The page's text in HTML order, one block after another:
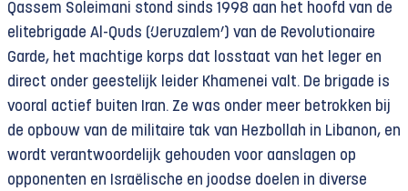
Qassem Soleimani stond sinds 1998 aan het hoofd van de
elitebrigade Al-Quds (‘Jeruzalem’) van de Revolutionaire
Garde, het machtige korps dat losstaat van het leger en
direct onder geestelijk leider Khamenei valt. De brigade is
vooral actief buiten Iran. Ze was onder meer betrokken bij
de opbouw van de militaire tak van Hezbollah in Libanon, en
wordt verantwoordelijk gehouden voor aanslagen op
opponenten en Israëlische en joodse doelen in diverse